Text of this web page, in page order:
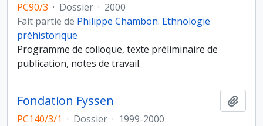
PC90/3 · Dossier · 2000
Fait partie de Philippe Chambon. Ethnologie
préhistorique
Programme de colloque, texte préliminaire de
publication, notes de travail.
Fondation Fyssen
PC140/3/1 · Dossier · 1999-2000